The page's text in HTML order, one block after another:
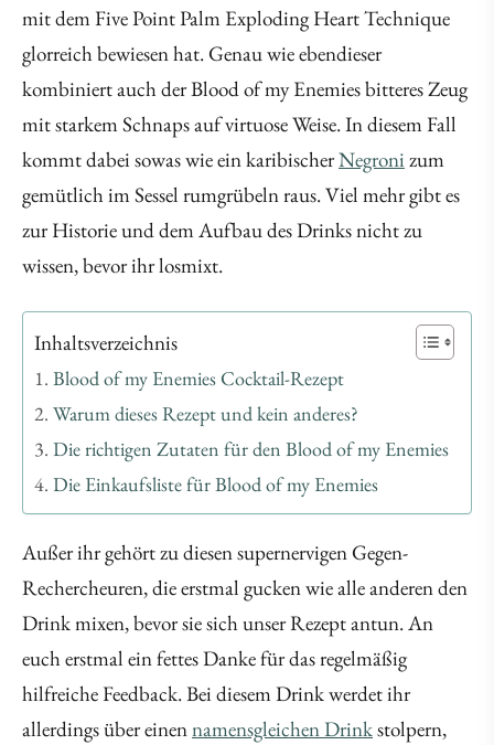
mit dem Five Point Palm Exploding Heart Technique
glorreich bewiesen hat. Genau wie ebendieser
kombiniert auch der Blood of my Enemies bitteres Zeug
mit starkem Schnaps auf virtuose Weise. In diesem Fall
kommt dabei sowas wie ein karibischerNegroni zum
gemütlich im Sessel rumgrübeln raus. Viel mehr gibt es
zur Historie und dem Aufbau des Drinks nicht zu
wissen, bevor ihr losmixt.
Inhaltsverzeichnis
Blood of my Enemies Cocktail-Rezept
Warum dieses Rezept und kein anderes?
Die richtigen Zutaten für den Blood of my Enemies
Die Einkaufsliste für Blood of my Enemies
Außer ihr gehört zu diesen supernervigen Gegen-
Rechercheuren, die erstmal gucken wie alle anderen den
Drink mixen, bevor sie sich unser Rezept antun. An
euch erstmal ein fettes Danke für das regelmäßig
hilfreiche Feedback. Bei diesem Drink werdet ihr
allerdings über einennamensgleichen Drinkstolpern,